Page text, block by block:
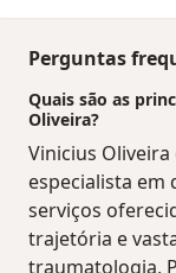
Perguntas
Quais são as
Oliveira?
Vinicius
especialista em
serviços
trajetória e
traumatologia,